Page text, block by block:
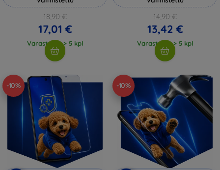
18,90 €
17,01 €
Varastossa > 5 kpl
14,90 €
13,42 €
Varastossa > 5 kpl
-10% -10%